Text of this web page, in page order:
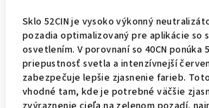
Sklo 52CIN je vysoko výkonný
pozadia optimalizovaný pre aplikácie so
osvetlením. V porovnaní so 40CN ponúka
priepustnosť svetla a intenzívnejší
zabezpečuje lepšie zjasnenie farieb.
vhodné tam, kde je potrebné väčšie